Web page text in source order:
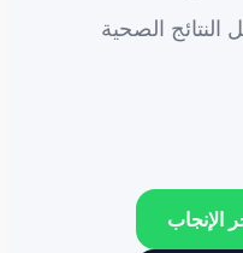
الصحية
الإنجاب